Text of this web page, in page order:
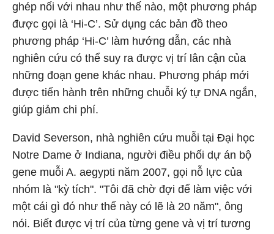
ghép nối với nhau như thế nào, một phương pháp
được gọi là ‘Hi-C’. Sử dụng các bản đồ theo
phương pháp ‘Hi-C’ làm hướng dẫn, các nhà
nghiên cứu có thể suy ra được vị trí lân cận của
những đoạn gene khác nhau. Phương pháp mới
được tiến hành trên những chuỗi ký tự DNA ngắn,
giúp giảm chi phí.
David Severson, nhà nghiên cứu muỗi tại Đại học
Notre Dame ở Indiana, người điều phối dự án bộ
gene muỗi A. aegypti năm 2007, gọi nỗ lực của
nhóm là "kỳ tích". "Tôi đã chờ đợi để làm việc với
một cái gì đó như thế này có lẽ là 20 năm", ông
nói. Biết được vị trí của từng gene và vị trí tương